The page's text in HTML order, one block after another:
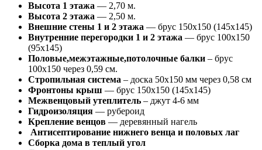
Высота 1 этажа — 2,70 м.
Высота 2 этажа — 2,50 м.
Внешние стены 1 и 2 этажа — брус 150х150 (145х145)
Внутренние перегородки 1 и 2 этажа — брус 100х150
(95х145)
Половые,межэтажные,потолочные балки – брус
100х150 через 0,59 см.
Стропильная система – доска 50х150 мм через 0,58 см
Фронтоны крыш — брус 150х150 (145х145)
Межвенцовый утеплитель – джут 4-6 мм
Гидроизоляция — рубероид
Крепление венцов — деревянный нагель
Антисептирование нижнего венца и половых лаг
Сборка дома в теплый угол